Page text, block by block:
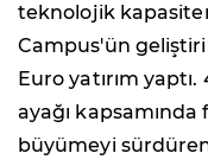
teknolojik
Campus'ün
Euro yatırım
ayağı kapsamında
büyümeyi sürdüren